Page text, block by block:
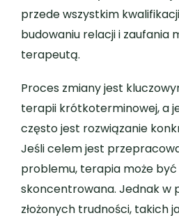
przede wszystkim
budowaniu relacji i zaufania
terapeutą.
Proces zmiany jest
terapii krótkoterminowej, a
często jest rozwiązanie
Jeśli celem jest
problemu, terapia może
skoncentrowana. Jednak w
złożonych trudności, takich